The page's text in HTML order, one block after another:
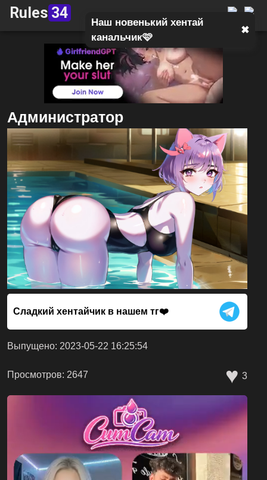
Наш новенький хентай
канальчик🩷
✖
Rules 34
Администратор
Сладкий хентайчик в нашем тг❤️
Выпущено: 2023-05-22 16:25:54
Просмотров: 2647 ♥ 3